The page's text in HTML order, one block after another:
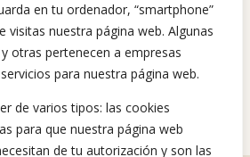
en tu ordenador, “smartphone”
visitas nuestra página web. Algunas
otras pertenecen a empresas
para nuestra página web.
de varios tipos: las cookies
para que nuestra página web
de tu autorización y son las